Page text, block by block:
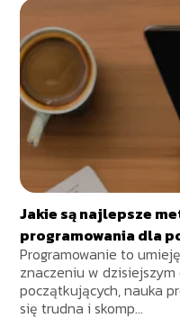
Jakie są najlepsze
programowania dla
Programowanie to
znaczeniu w
początkujących, nauka
się trudna i skomp...